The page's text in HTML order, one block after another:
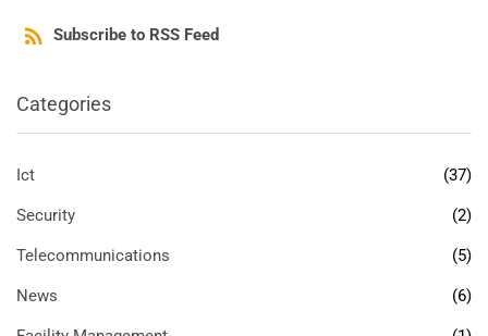
Subscribe to RSS Feed
Categories
Ict (37)
Security (2)
Telecommunications (5)
News (6)